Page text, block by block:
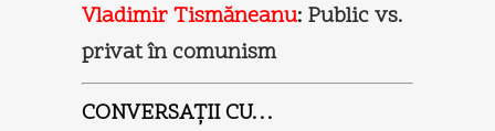
Vladimir Tismăneanu: Public vs.
privat în comunism
CONVERSAŢII CU…